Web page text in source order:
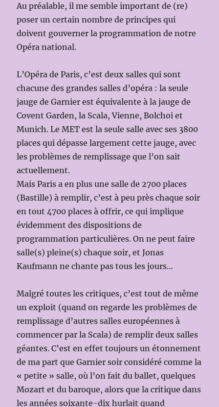
Au préalable, il me semble important de (re)
poser un certain nombre de principes qui
doivent gouverner la programmation de notre
Opéra national.
L’Opéra de Paris, c’est deux salles qui sont
chacune des grandes salles d’opéra : la seule
jauge de Garnier est équivalente à la jauge de
Covent Garden, la Scala, Vienne, Bolchoi et
Munich. Le MET est la seule salle avec ses 3800
places qui dépasse largement cette jauge, avec
les problèmes de remplissage que l’on sait
actuellement.
Mais Paris a en plus une salle de 2700 places
(Bastille) à remplir, c’est à peu près chaque soir
en tout 4700 places à offrir, ce qui implique
évidemment des dispositions de
programmation particulières. On ne peut faire
salle(s) pleine(s) chaque soir, et Jonas
Kaufmann ne chante pas tous les jours…
Malgré toutes les critiques, c’est tout de même
un exploit (quand on regarde les problèmes de
remplissage d’autres salles européennes à
commencer par la Scala) de remplir deux salles
géantes. C’est en effet toujours un étonnement
de ma part que Garnier soir considéré comme la
« petite » salle, où l’on fait du ballet, quelques
Mozart et du baroque, alors que la critique dans
les années soixante-dix hurlait quand